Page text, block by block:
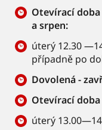
Otevírací
a srpen:
úterý 12.30
případně po
Dovolená -
Otevírací
úterý